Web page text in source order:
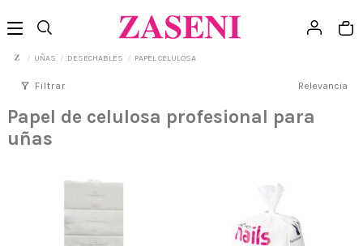
UÑAS DESECHABLES PAPEL CELULOSA
filter_alt Filtrar Relevancia
Papel de celulosa profesional para
uñas